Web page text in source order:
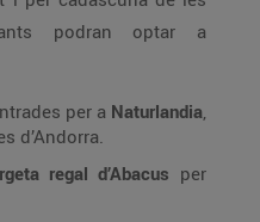
podran optar a
per a Naturlandia,
d’Andorra.
regal d’Abacus per